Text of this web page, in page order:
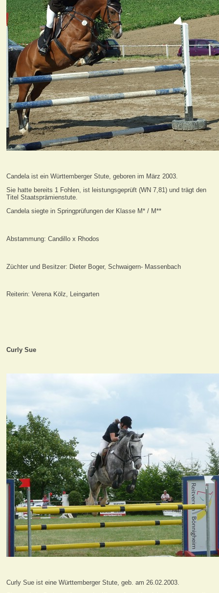
Candela ist ein Württemberger Stute, geboren im März 2003.
Sie hatte bereits 1 Fohlen, ist leistungsgeprüft (WN 7,81) und trägt den
Titel Staatsprämienstute.
Candela siegte in Springprüfungen der Klasse M* / M**
Abstammung: Candillo x Rhodos
Züchter und Besitzer: Dieter Boger, Schwaigern- Massenbach
Reiterin: Verena Kölz, Leingarten
Curly Sue
Curly Sue ist eine Württemberger Stute, geb. am 26.02.2003.